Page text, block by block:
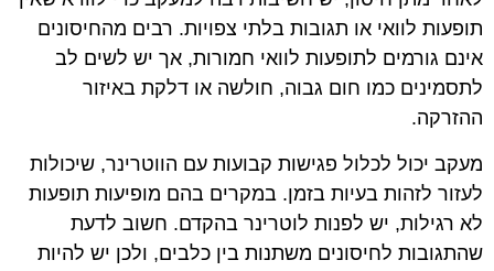
תופעות לוואי או תגובות בלתי צפויות. רבים מהחיסונים
אינם גורמים לתופעות לוואי חמורות, אך יש לשים לב
לתסמינים כמו חום גבוה, חולשה או דלקת באיזור
ההזרקה.
מעקב יכול לכלול פגישות קבועות עם הווטרינר, שיכולות
לעזור לזהות בעיות בזמן. במקרים בהם מופיעות תופעות
לא רגילות, יש לפנות לוטרינר בהקדם. חשוב לדעת
שהתגובות לחיסונים משתנות בין כלבים, ולכן יש להיות